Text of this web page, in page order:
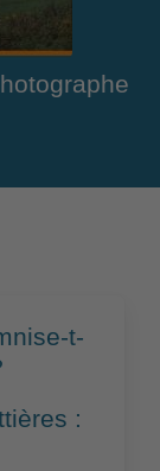
t-
: